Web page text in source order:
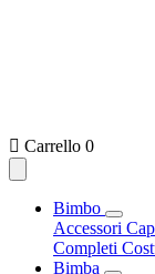
 Carrello 0
Bimbo
Accessori
Completi
Bimba